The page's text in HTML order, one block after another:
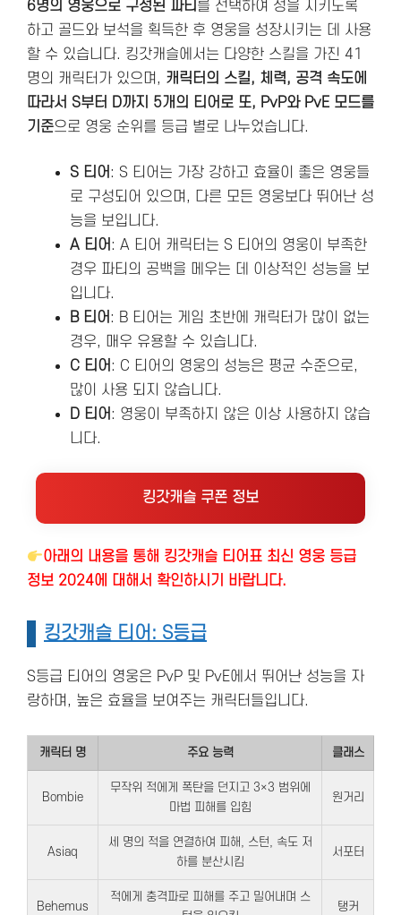
6명의 영웅으로 구성된 파티를 선택하여 성을 지키도록
하고 골드와 보석을 획득한 후 영웅을 성장시키는 데 사용
할 수 있습니다. 킹갓캐슬에서는 다양한 스킬을 가진 41
명의 캐릭터가 있으며, 캐릭터의 스킬, 체력, 공격 속도에
따라서 S부터 D까지 5개의 티어로 또, PvP와 PvE 모드를
기준으로 영웅 순위를 등급 별로 나누었습니다.
S 티어: S 티어는 가장 강하고 효율이 좋은 영웅들
로 구성되어 있으며, 다른 모든 영웅보다 뛰어난 성
능을 보입니다.
A 티어: A 티어 캐릭터는 S 티어의 영웅이 부족한
경우 파티의 공백을 메우는 데 이상적인 성능을 보
입니다.
B 티어: B 티어는 게임 초반에 캐릭터가 많이 없는
경우, 매우 유용할 수 있습니다.
C 티어: C 티어의 영웅의 성능은 평균 수준으로,
많이 사용 되지 않습니다.
D 티어: 영웅이 부족하지 않은 이상 사용하지 않습
니다.
킹갓캐슬 쿠폰 정보
아래의 내용을 통해 킹갓캐슬 티어표 최신 영웅 등급
정보 2024에 대해서 확인하시기 바랍니다.
킹갓캐슬 티어: S등급
S등급 티어의 영웅은 PvP 및 PvE에서 뛰어난 성능을 자
랑하며, 높은 효율을 보여주는 캐릭터들입니다.
캐릭터 명 주요 능력 클래스
Bombie
무작위 적에게 폭탄을 던지고 3×3 범위에
마법 피해를 입힘
원거리
Asiaq
세 명의 적을 연결하여 피해, 스턴, 속도 저
하를 분산시킴
서포터
Behemus
적에게 충격파로 피해를 주고 밀어내며 스
탱커